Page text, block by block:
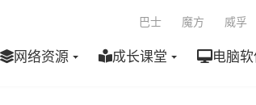
网络资源 成长课堂 电脑
巴士 魔方 威孚